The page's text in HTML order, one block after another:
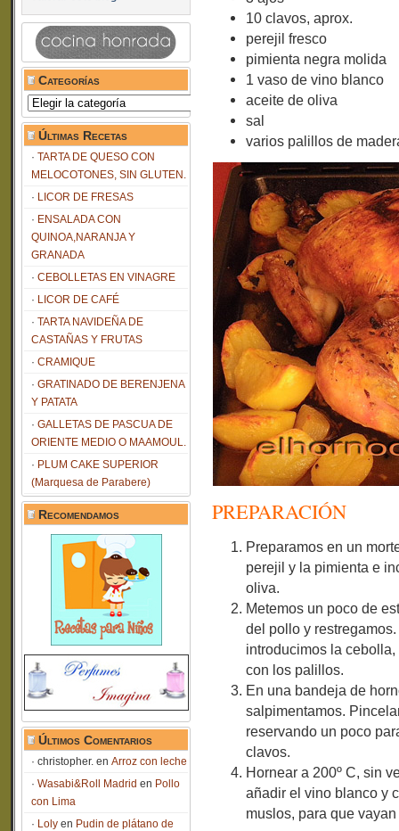
Categorías
Categorías
Últimas Recetas
TARTA DE QUESO CON
MELOCOTONES, SIN GLUTEN.
LICOR DE FRESAS
ENSALADA CON
QUINOA,NARANJA Y
GRANADA
CEBOLLETAS EN VINAGRE
LICOR DE CAFÉ
TARTA NAVIDEÑA DE
CASTAÑAS Y FRUTAS
CRAMIQUE
GRATINADO DE BERENJENA
Y PATATA
GALLETAS DE PASCUA DE
ORIENTE MEDIO O MAAMOUL.
PLUM CAKE SUPERIOR
(Marquesa de Parabere)
Recomendamos
Últimos Comentarios
christopher. en Arroz con leche
Wasabi&Roll Madrid en Pollo
con Lima
Loly en Pudin de plátano de
10 clavos, aprox.
perejil fresco
pimienta negra molida
1 vaso de vino blanco
aceite de oliva
sal
varios palillos de
PREPARACIÓN
Preparamos en un
perejil y la pimienta e
oliva.
Metemos un poco de
del pollo y
introducimos la
con los palillos.
En una bandeja de
salpimentamos.
reservando un poco
clavos.
Hornear a 200º C, sin
añadir el vino blanco y
muslos, para que